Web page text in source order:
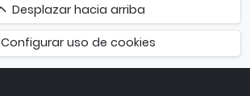
Desplazar
hacia
arriba
Desplazar hacia arriba
Configurar uso de cookies